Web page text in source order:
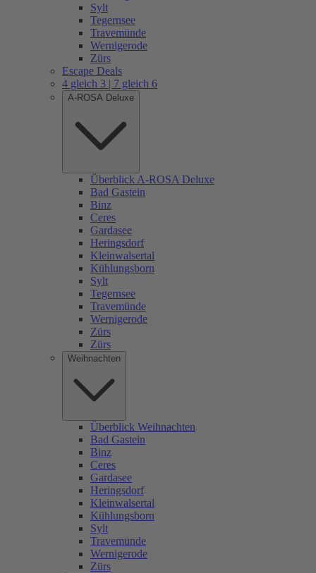
Sylt
Tegernsee
Travemünde
Wernigerode
Zürs
Escape Deals
4 gleich 3 | 7 gleich 6
A-ROSA Deluxe
Überblick A-ROSA Deluxe
Bad Gastein
Binz
Ceres
Gardasee
Heringsdorf
Kleinwalsertal
Kühlungsborn
Sylt
Tegernsee
Travemünde
Wernigerode
Zürs
Zürs
Weihnachten
Überblick Weihnachten
Bad Gastein
Binz
Ceres
Gardasee
Heringsdorf
Kleinwalsertal
Kühlungsborn
Sylt
Travemünde
Wernigerode
Zürs